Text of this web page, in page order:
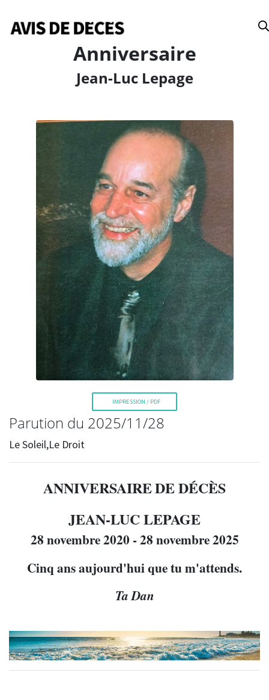
Tous
Avis de décès
Anniversaires
Remerciements
Le Soleil
Le Droit
La Tribune
Le Nouvelliste
Le Quotidien
La Voix de l'Est
RECHERCHER
Anniversaire
Jean-Luc Lepage
IMPRESSION / PDF
Parution du 2025/11/28
Le Soleil,Le Droit
ANNIVERSAIREDE DÉCÈS
JEAN-LUC LEPAGE
28 novembre 2020 - 28 novembre 2025
Cinq ans aujourd'hui que tu m'attends.
Ta Dan